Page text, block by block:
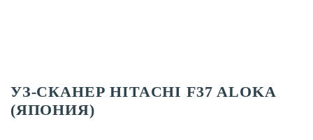
УЗ-СКАНЕР HITACHI F37 ALOKA
(ЯПОНИЯ)